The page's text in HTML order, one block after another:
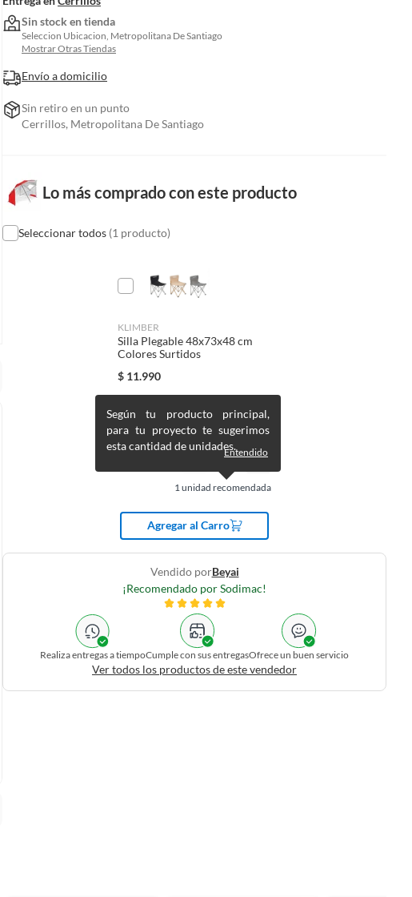
Sin stock en tienda
Seleccion Ubicacion, Metropolitana De Santiago
Mostrar Otras Tiendas
Envío a domicilio
Sin retiro en un punto
Cerrillos, Metropolitana De Santiago
Lo más comprado con este producto
Seleccionar todos (1 producto)
KLIMBER
Silla Plegable 48x73x48 cm
Colores Surtidos
$ 11.990
1 unidad recomendada
Según tu producto principal,
para tu proyecto te sugerimos
esta cantidad de unidades.Entendido
Agregar al Carro
Vendido porBeyai
¡Recomendado por Sodimac!
Realiza entregas a tiempoCumple con sus entregasOfrece un buen servicio
Ver todos los productos de este vendedor